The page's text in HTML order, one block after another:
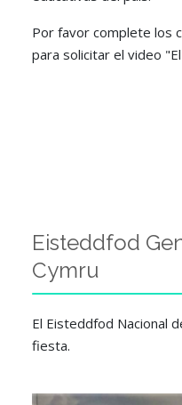
Por favor complete los
para solicitar el video
Eisteddfod
Cymru
El Eisteddfod Nacional
fiesta.